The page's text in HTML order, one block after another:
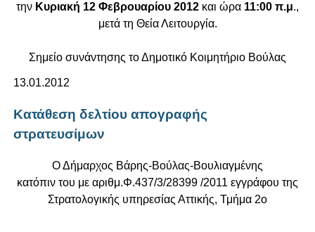
την Κυριακή 12 Φεβρουαρίου 2012 και ώρα 11:00 π.μ.,
μετά τη Θεία Λειτουργία.
Σημείο συνάντησης το Δημοτικό Κοιμητήριο Βούλας
13.01.2012
Κατάθεση δελτίου απογραφής
στρατευσίμων
Ο Δήμαρχος Βάρης-Βούλας-Βουλιαγμένης
κατόπιν του με αριθμ.Φ.437/3/28399 /2011 εγγράφου της
Στρατολογικής υπηρεσίας Αττικής, Τμήμα 2ο